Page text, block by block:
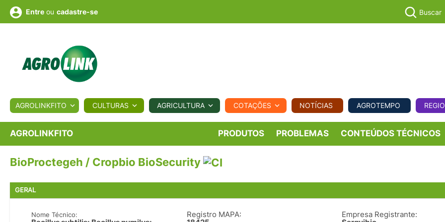
BIOLÓGICOS COTAÇÕES NOTÍCIAS AGROTEMPO REGIONAL COMERCIAL AGROVIAGENS
Conversor Colunistas Eventos
Fotos
e
Entre ou cadastre-se Buscar
AGROLINKFITO CULTURAS AGRICULTURA COTAÇÕES NOTÍCIAS AGROTEMPO
AGROLINKFITO PRODUTOS PROBLEMAS CONTEÚDOS TÉCNICOS
BioProctegeh / Cropbio BioSecurity
GERAL
Nome Técnico:
Registro MAPA:
Empresa Registrante: